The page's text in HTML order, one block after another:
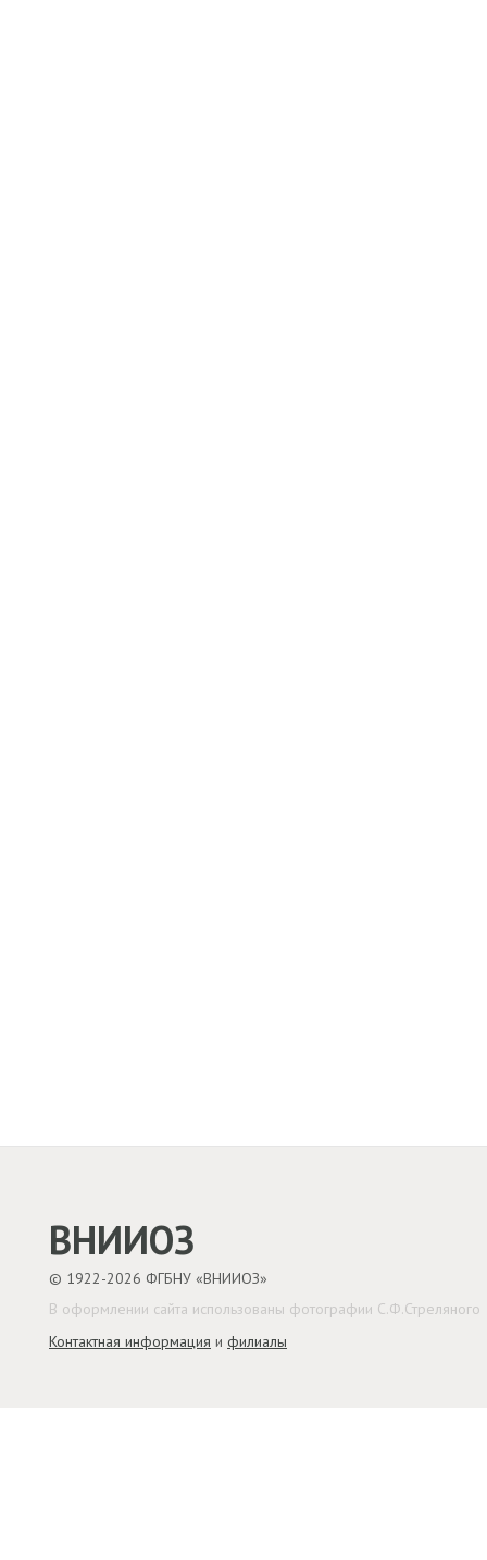
ВНИИОЗ
© 1922-2026 ФГБНУ «ВНИИОЗ»
Контактная информация и филиалы
В оформлении сайта использованы фотографии С.Ф.Стреляного